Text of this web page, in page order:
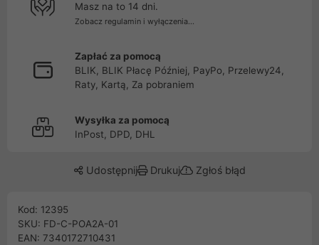
Masz na to 14 dni.
Zobacz regulamin i wyłączenia...
Zapłać za pomocą
BLIK, BLIK Płacę Później, PayPo, Przelewy24,
Raty, Kartą, Za pobraniem
Wysyłka za pomocą
InPost, DPD, DHL
Udostępnij Drukuj Zgłoś błąd
Kod: 12395
SKU: FD-C-POA2A-01
EAN: 7340172710431